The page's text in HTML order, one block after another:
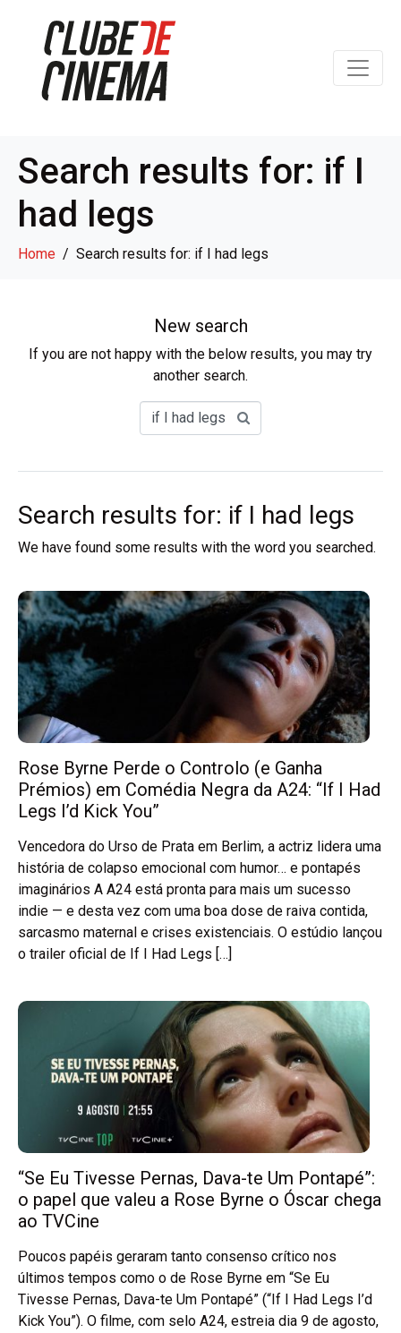
Search results for: if I
had legs
Home Search results for: if I had legs
New search
If you are not happy with the below results, you may try
another search.
Search results for: if I had legs
We have found some results with the word you searched.
Rose Byrne Perde o Controlo (e Ganha
Prémios) em Comédia Negra da A24: “If I Had
Legs I’d Kick You”
Vencedora do Urso de Prata em Berlim, a actriz lidera uma
história de colapso emocional com humor… e pontapés
imaginários A A24 está pronta para mais um sucesso
indie — e desta vez com uma boa dose de raiva contida,
sarcasmo maternal e crises existenciais. O estúdio lançou
o trailer oficial de If I Had Legs […]
“Se Eu Tivesse Pernas, Dava-te Um Pontapé”:
o papel que valeu a Rose Byrne o Óscar chega
ao TVCine
Poucos papéis geraram tanto consenso crítico nos
últimos tempos como o de Rose Byrne em “Se Eu
Tivesse Pernas, Dava-te Um Pontapé” (“If I Had Legs I’d
Kick You”). O filme, com selo A24, estreia dia 9 de agosto,